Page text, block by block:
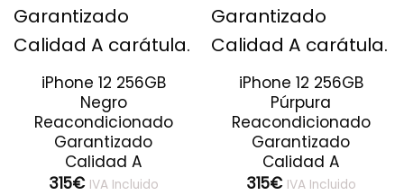
iPhone 12 256GB
Negro
Reacondicionado
Garantizado
Calidad A
315€ IVA Incluido
iPhone 12 256GB
Púrpura
Reacondicionado
Garantizado
Calidad A
315€ IVA Incluido